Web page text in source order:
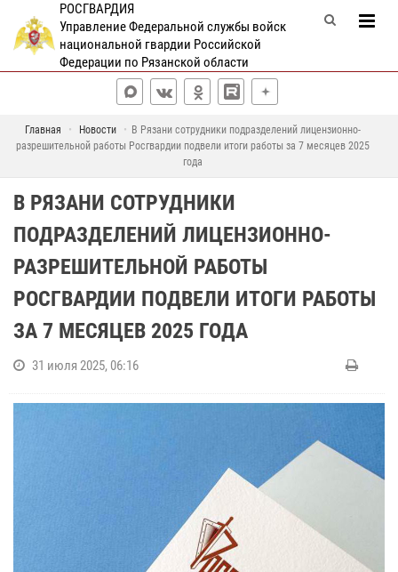
РОСГВАРДИЯ
Управление Федеральной службы войск
национальной гвардии Российской
Федерации по Рязанской области
Главная Новости
В Рязани сотрудники подразделений лицензионно-
разрешительной работы Росгвардии подвели итоги работы за 7 месяцев 2025
года
В РЯЗАНИ СОТРУДНИКИ
ПОДРАЗДЕЛЕНИЙ ЛИЦЕНЗИОННО-
РАЗРЕШИТЕЛЬНОЙ РАБОТЫ
РОСГВАРДИИ ПОДВЕЛИ ИТОГИ РАБОТЫ
ЗА 7 МЕСЯЦЕВ 2025 ГОДА
31 июля 2025, 06:16